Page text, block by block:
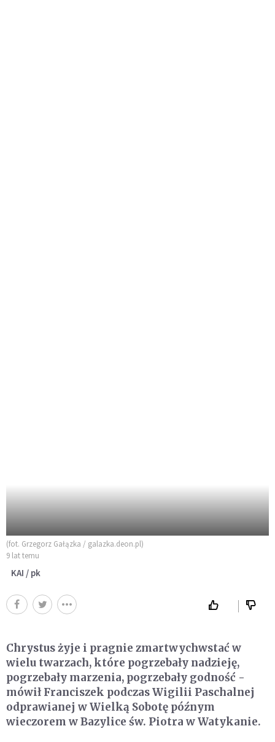
(fot. Grzegorz Gałązka / galazka.deon.pl)
9 lat temu
KAI / pk
Chrystus żyje i pragnie zmartwychwstać w
wielu twarzach, które pogrzebały nadzieję,
pogrzebały marzenia, pogrzebały godność -
mówił Franciszek podczas Wigilii Paschalnej
odprawianej w Wielką Sobotę późnym
wieczorem w Bazylice św. Piotra w Watykanie.